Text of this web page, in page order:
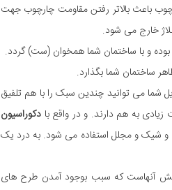
هستند ،استفاده از ورق فلزی ۱٫۵ برای ساخت چارچوب باعث بالاتر رفتن مقاومت چارچوب جهت
خارج می شود.
و با ساختمان شما همخوان (ست) گردد.
ساختمان شما بگذارد.
شما می توانید چندین سبک را با هم تلفیق
به هم دارند. و در واقع با دکوراسیون
و شیک و مجلل استفاده می شود. به درد یک
آنهاست که سبب بوجود آمدن طرح های